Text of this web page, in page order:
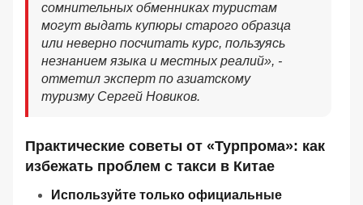
сомнительных обменниках туристам
могут выдать купюры старого образца
или неверно посчитать курс, пользуясь
незнанием языка и местных реалий», -
отметил эксперт по азиатскому
туризму Сергей Новиков.
Практические советы от «Турпрома»: как
избежать проблем с такси в Китае
Используйте только официальные